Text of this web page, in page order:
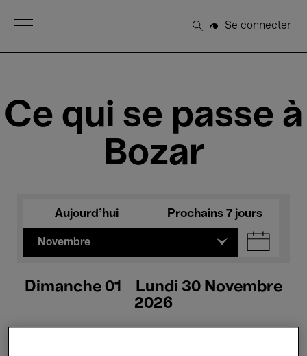
Open Menu
Rechercher
Se connecter
Ce qui se passe à
Bozar
Aujourd'hui Prochains 7 jours
Novembre
Dimanche 01 - Lundi 30 Novembre
2026